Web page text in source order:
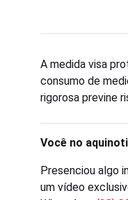
A medida visa
consumo de
rigorosa previne
Você no
Presenciou algo
um vídeo